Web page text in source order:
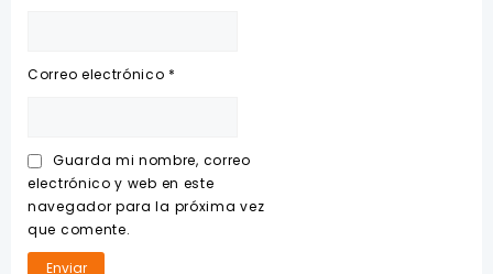
Correo electrónico *
Guarda mi nombre, correo
electrónico y web en este
navegador para la próxima vez
que comente.